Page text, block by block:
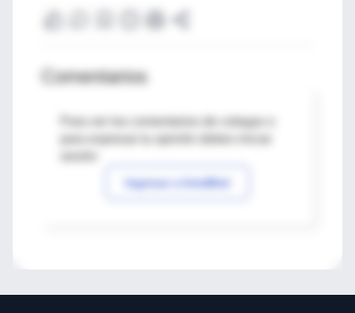
Comentarios
Para ver los comentarios de colegas o
Ingresar a IntraMed